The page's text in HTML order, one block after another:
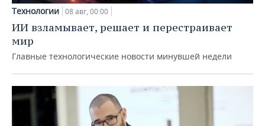
Технологии 08 авг, 00:00
ИИ взламывает, решает и перестраивает
мир
Главные технологические новости минувшей недели